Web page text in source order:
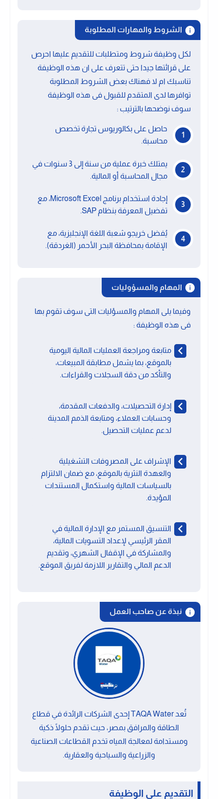
الشروط والمهارات المطلوبة
لكل وظيفة شروط ومتطلبات للتقديم عليها احرص
على قرائتها جيدا حتى تتعرف على ان هذه الوظيفة
تناسبك ام لا فهناك بعض الشروط المطلوبة
توافرها لدى المتقدم للقبول فى هذه الوظيفة
سوف نوضحها بالترتيب :
حاصل على بكالوريوس تجارة تخصص
محاسبة.
يمتلك خبرة عملية من سنة إلى 3 سنوات في
مجال المحاسبة أو المالية.
إجادة استخدام برنامج Microsoft Excel، مع
تفضيل المعرفة بنظام SAP.
يُفضل خريجو شعبة اللغة الإنجليزية، مع
الإقامة بمحافظة البحر الأحمر (الغردقة).
المهام والمسؤوليات
وفيما يلى المهام والمسؤليات التى سوف تقوم بها
فى هذه الوظيفة :
متابعة ومراجعة العمليات المالية اليومية
بالموقع، بما يشمل مطابقة المبيعات،
والتأكد من دقة السجلات والقراءات.
إدارة التحصيلات، والدفعات المقدمة،
وحسابات العملاء، ومتابعة الذمم المدينة
لدعم عمليات التحصيل.
الإشراف على المصروفات التشغيلية
والعهدة النثرية بالموقع، مع ضمان الالتزام
بالسياسات المالية واستكمال المستندات
المؤيدة.
التنسيق المستمر مع الإدارة المالية في
المقر الرئيسي لإعداد التسويات المالية،
والمشاركة في الإقفال الشهري، وتقديم
الدعم المالي والتقارير اللازمة لفريق الموقع.
نبذة عن صاحب العمل
تُعد TAQA Water إحدى الشركات الرائدة في قطاع
الطاقة والمرافق بمصر، حيث تقدم حلولًا ذكية
ومستدامة لمعالجة المياه تخدم القطاعات الصناعية
والزراعية والسياحية والعقارية.
التقديم على الوظيفة